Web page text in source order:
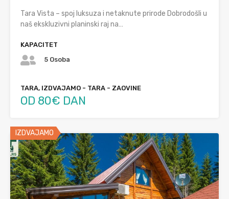
Tara Vista – spoj luksuza i netaknute prirode Dobrodošli u
naš ekskluzivni planinski raj na…
KAPACITET
5 Osoba
TARA, IZDVAJAMO - TARA - ZAOVINE
OD 80€ DAN
IZDVAJAMO